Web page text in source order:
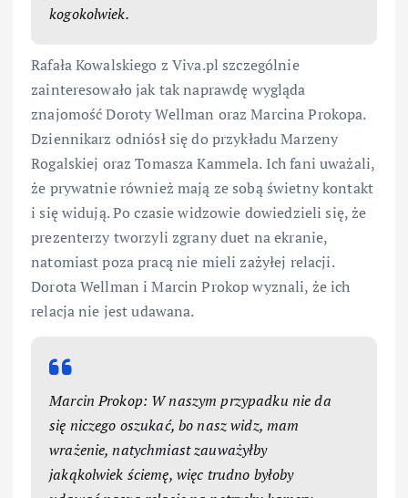
kogokolwiek.
Rafała Kowalskiego z Viva.pl szczególnie
zainteresowało jak tak naprawdę wygląda
znajomość Doroty Wellman oraz Marcina Prokopa.
Dziennikarz odniósł się do przykładu Marzeny
Rogalskiej oraz Tomasza Kammela. Ich fani uważali,
że prywatnie również mają ze sobą świetny kontakt
i się widują. Po czasie widzowie dowiedzieli się, że
prezenterzy tworzyli zgrany duet na ekranie,
natomiast poza pracą nie mieli zażyłej relacji.
Dorota Wellman i Marcin Prokop wyznali, że ich
relacja nie jest udawana.
Marcin Prokop: W naszym przypadku nie da
się niczego oszukać, bo nasz widz, mam
wrażenie, natychmiast zauważyłby
jakąkolwiek ściemę, więc trudno byłoby